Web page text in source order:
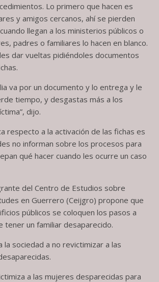
Lo primero que hacen es
y amigos cercanos, ahí se pierden
llegan a los ministerios públicos o
padres o familiares lo hacen en blanco.
dar vueltas pidiéndoles documentos
va por un documento y lo entrega y le
tiempo, y desgastas más a los
dijo.
respecto a la activación de las fichas es
no informan sobre los procesos para
qué hacer cuando les ocurre un caso
del Centro de Estudios sobre
en Guerrero (Ceijgro) propone que
públicos se coloquen los pasos a
tener un familiar desaparecido.
la sociedad a no revictimizar a las
a las mujeres desparecidas para